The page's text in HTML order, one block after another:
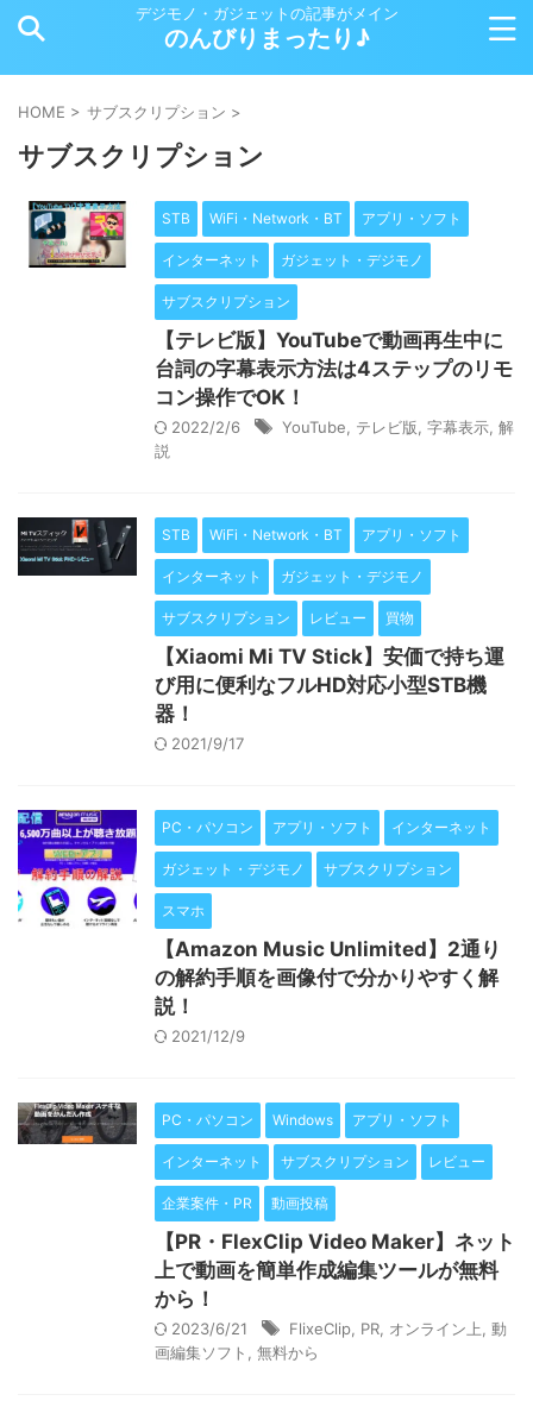
デジモノ・ガジェットの記事がメイン
のんびりまったり♪
HOME > サブスクリプション >
サブスクリプション
STB WiFi・Network・BT アプリ・ソフト
インターネット ガジェット・デジモノ
サブスクリプション
【テレビ版】YouTubeで動画再生中に
台詞の字幕表示方法は4ステップのリモ
コン操作でOK！
2022/2/6 YouTube テレビ版 字幕表示 解
説
STB WiFi・Network・BT アプリ・ソフト
インターネット ガジェット・デジモノ
サブスクリプション レビュー 買物
【Xiaomi Mi TV Stick】安価で持ち運
び用に便利なフルHD対応小型STB機
器！
2021/9/17
PC・パソコン アプリ・ソフト インターネット
ガジェット・デジモノ サブスクリプション
スマホ
【Amazon Music Unlimited】2通り
の解約手順を画像付で分かりやすく解
説！
2021/12/9
PC・パソコン Windows アプリ・ソフト
インターネット サブスクリプション レビュー
企業案件・PR 動画投稿
【PR・FlexClip Video Maker】ネット
上で動画を簡単作成編集ツールが無料
から！
2023/6/21 FlixeClip PR オンライン上 動
画編集ソフト
無料から